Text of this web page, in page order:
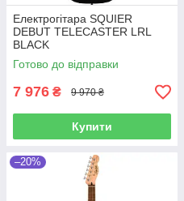
Електрогітара SQUIER
DEBUT TELECASTER LRL
BLACK
Готово до відправки
7 976 ₴ 9 970 ₴
Купити
–20%